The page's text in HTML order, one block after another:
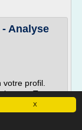
X
Analyse
profil.
Taux